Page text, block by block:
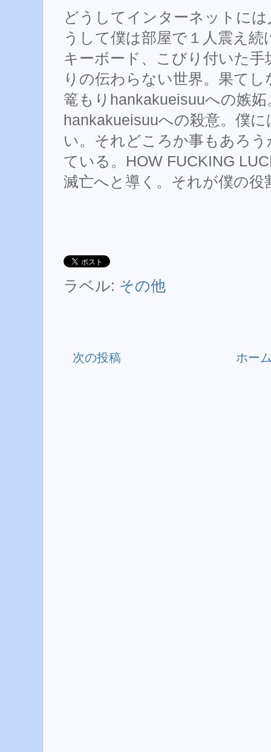
どうしてインターネットに
うして僕は部屋で１人震え
キーボード、こびり付いた
りの伝わらない世界。果て
篭もりhankakueisuuへの嫉
hankakueisuuへの殺意。僕
い。それどころか事もあろ
ている。HOW FUCKING
滅亡へと導く。それが僕の役
ラベル: その他
次の投稿 ホー